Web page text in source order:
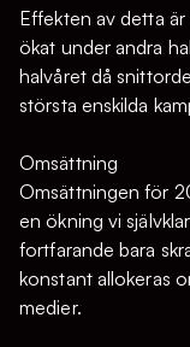
Effekten av detta
ökat under andra
halvåret då
största enskilda
Omsättning
Omsättningen för
en ökning vi
fortfarande bara
konstant allokeras
medier.